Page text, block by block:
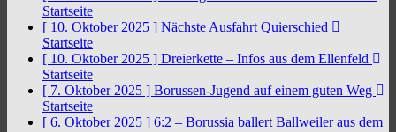
Startseite
[ 10. Oktober 2025 ] Nächste Ausfahrt Quierschied
Startseite
[ 10. Oktober 2025 ] Dreierkette – Infos aus dem Ellenfeld
Startseite
[ 7. Oktober 2025 ] Borussen-Jugend auf einem guten Weg
Startseite
[ 6. Oktober 2025 ] 6:2 – Borussia ballert Ballweiler aus dem